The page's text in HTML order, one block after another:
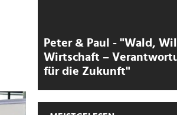
Peter & Paul - "Wald,
Wirtschaft –
für die Zukunft"